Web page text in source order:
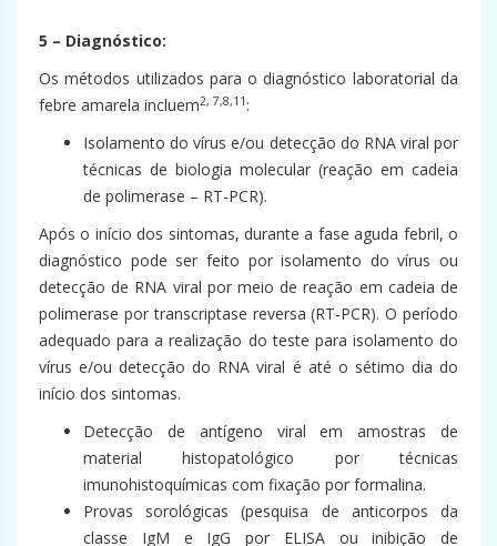
5 – Diagnóstico:
Os métodos utilizados para o diagnóstico laboratorial da
febre amarela incluem2, 7,8,11 :
Isolamento do vírus e/ou detecção do RNA viral por
técnicas de biologia molecular (reação em cadeia
de polimerase – RT-PCR).
Após o início dos sintomas, durante a fase aguda febril, o
diagnóstico pode ser feito por isolamento do vírus ou
detecção de RNA viral por meio de reação em cadeia de
polimerase por transcriptase reversa (RT-PCR). O período
adequado para a realização do teste para isolamento do
vírus e/ou detecção do RNA viral é até o sétimo dia do
início dos sintomas.
Detecção de antígeno viral em amostras de
material histopatológico por técnicas
imunohistoquímicas com fixação por formalina.
Provas sorológicas (pesquisa de anticorpos da
classe IgM e IgG por ELISA ou inibição de